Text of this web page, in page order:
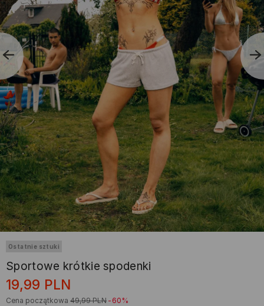
Ostatnie sztuki
Sportowe krótkie spodenki
19,99 PLN
Cena początkowa 49,99 PLN -60%